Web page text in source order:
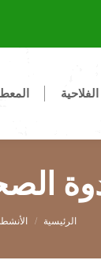
You are here: